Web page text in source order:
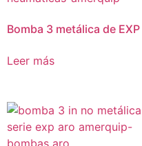
Bomba 3 metálica de EXP
Leer más